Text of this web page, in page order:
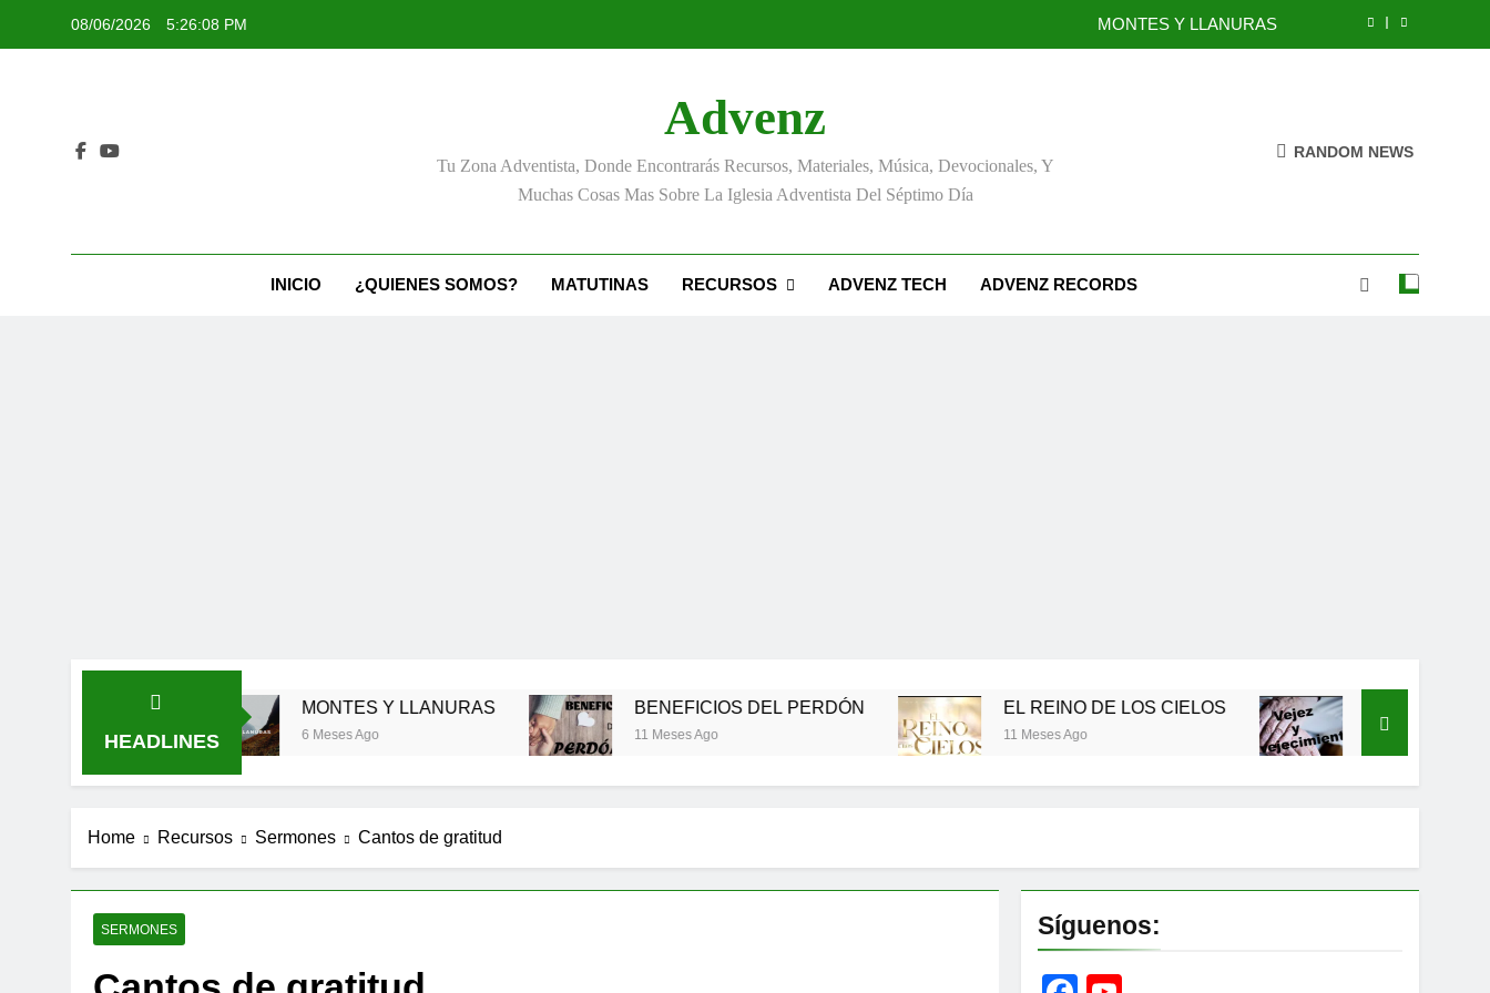
08/06/2026 5:26:09 PM MONTES Y LLANURAS
TÚ TAMBIÉN PUEDES SER FIEL
Advenz
Tu Zona Adventista, Donde Encontrarás Recursos, Materiales, Música, Devocionales, Y
Muchas Cosas Mas Sobre La Iglesia Adventista Del Séptimo Día
RANDOM NEWS
INICIO ¿QUIENES SOMOS? MATUTINAS RECURSOS ADVENZ TECH ADVENZ RECORDS
HEADLINES
MONTES Y LLANURAS
6 Meses Ago
BENEFICIOS DEL PERDÓN
11 Meses Ago
EL REINO DE LOS CIELOS
11 Meses Ago
Vejez y envejecimiento
12 Meses Ago
Home Recursos Sermones Cantos de gratitud
SERMONES Síguenos: